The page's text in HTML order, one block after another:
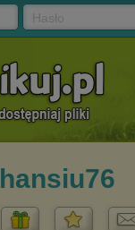
hansiu76